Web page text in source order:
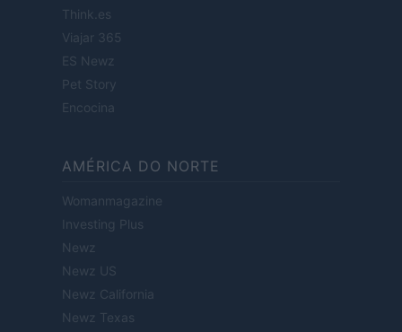
Think.es
Viajar 365
ES Newz
Pet Story
Encocina
AMÉRICA DO NORTE
Womanmagazine
Investing Plus
Newz
Newz US
Newz California
Newz Texas